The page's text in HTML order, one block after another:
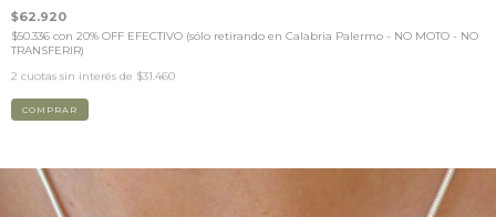
$62.920
$50.336 con 20% OFF EFECTIVO (sólo retirando en Calabria Palermo - NO MOTO - NO
TRANSFERIR)
2
cuotas sin interés de $31.460